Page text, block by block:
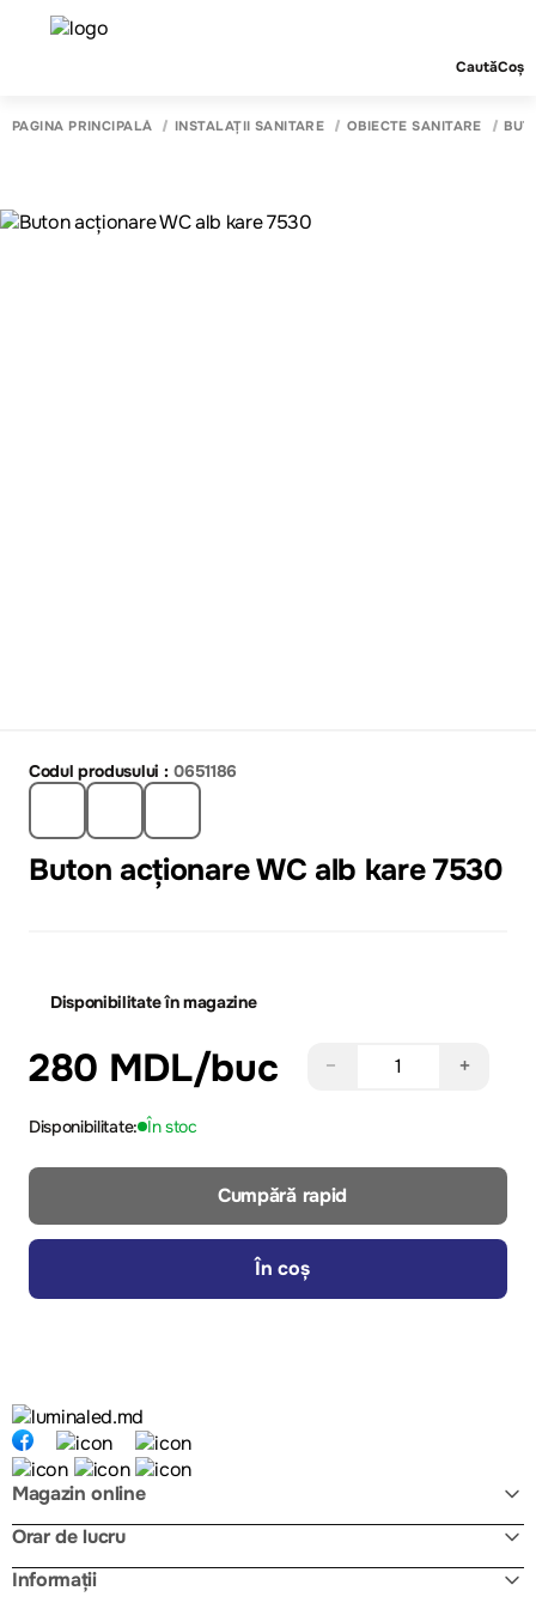
CautăCoș
PAGINA PRINCIPALĂ INSTALAȚII SANITARE OBIECTE SANITARE
Codul produsului : 0651186
Buton acționare WC alb kare 7530
Disponibilitate în magazine
280 MDL/buc − +
Disponibilitate: În stoc
Cumpără rapid
În coș
Magazin online
Orar de lucru
Informații